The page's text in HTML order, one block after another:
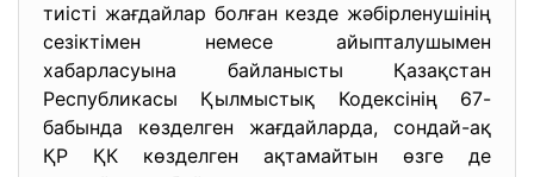
тиісті жағдайлар болған кезде жәбірленушінің
сезіктімен немесе айыпталушымен
хабарласуына байланысты Қазақстан
Республикасы Қылмыстық Кодексінің 67-
бабында көзделген жағдайларда, сондай-ақ
ҚР ҚК көзделген ақтамайтын өзге де